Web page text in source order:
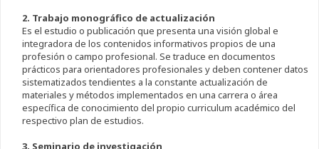
2. Trabajo monográfico de actualización
Es el estudio o publicación que presenta una visión global e
integradora de los contenidos informativos propios de una
profesión o campo profesional. Se traduce en documentos
prácticos para orientadores profesionales y deben contener datos
sistematizados tendientes a la constante actualización de
materiales y métodos implementados en una carrera o área
específica de conocimiento del propio curriculum académico del
respectivo plan de estudios.
3. Seminario de investigación